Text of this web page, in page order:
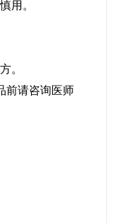
用。
。
前请咨询医师